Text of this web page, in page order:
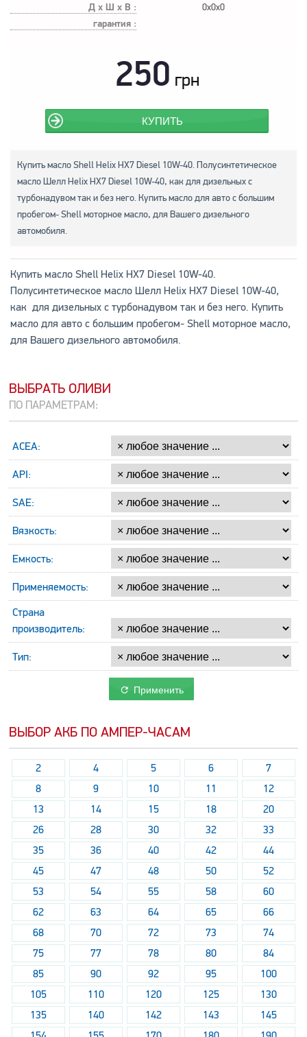
Д х Ш х В : 0x0x0
гарантия :
250 грн
КУПИТЬ
Купить масло Shell Helix HX7 Diesel 10W-40. Полусинтетическое
масло Шелл Helix HX7 Diesel 10W-40, как для дизельных с
турбонадувом так и без него. Купить масло для авто с большим
пробегом- Shell моторное масло, для Вашего дизельного
автомобиля.
Купить масло Shell Helix HX7 Diesel 10W-40.
Полусинтетическое масло Шелл Helix HX7 Diesel 10W-40,
как для дизельных с турбонадувом так и без него. Купить
масло для авто с большим пробегом- Shell моторное масло,
для Вашего дизельного автомобиля.
ВЫБРАТЬ ОЛИВИ
ПО ПАРАМЕТРАМ:
ACEA:
API:
SAE:
Вязкость:
Емкость:
Применяемость:
Страна
производитель:
Тип:
Применить
ВЫБОР АКБ ПО АМПЕР-ЧАСАМ
2 4 5 6
7
8
9 10 11
12
13
14 15 18
20
26
28 30 32
33
35
36 40 42
44
45
47 48 50
52
53
54 55 58
60
62
63 64 65
66
68
70 72 73
74
75
77 78 80
84
85
90 92 95
100
105
110 120 125
130
135
140 142 143
145